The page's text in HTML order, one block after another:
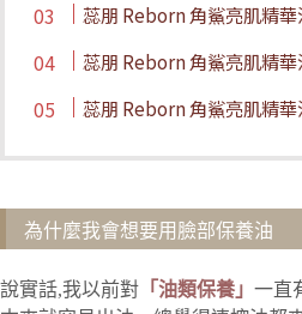
蕊朋 Reborn 角鯊亮肌精華
蕊朋 Reborn 角鯊亮肌精
蕊朋 Reborn 角鯊亮肌精華
為什麼我會想要用臉部保養油
說實話,我以前對 「油類保養」 一直